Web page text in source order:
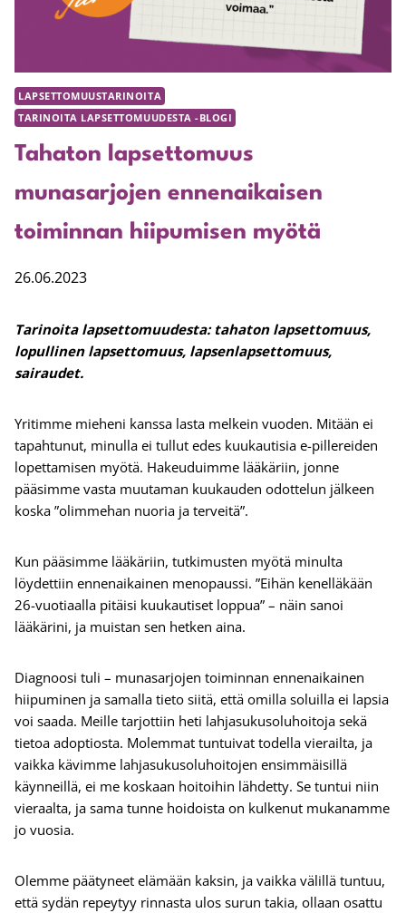
LAPSETTOMUUSTARINOITA
TARINOITA LAPSETTOMUUDESTA -BLOGI
Tahaton lapsettomuus
munasarjojen ennenaikaisen
toiminnan hiipumisen myötä
26.06.2023
Tarinoita lapsettomuudesta: tahaton lapsettomuus,
lopullinen lapsettomuus, lapsenlapsettomuus,
sairaudet.
Yritimme mieheni kanssa lasta melkein vuoden. Mitään ei
tapahtunut, minulla ei tullut edes kuukautisia e-pillereiden
lopettamisen myötä. Hakeuduimme lääkäriin, jonne
pääsimme vasta muutaman kuukauden odottelun jälkeen
koska ”olimmehan nuoria ja terveitä”.
Kun pääsimme lääkäriin, tutkimusten myötä minulta
löydettiin ennenaikainen menopaussi. ”Eihän kenelläkään
26-vuotiaalla pitäisi kuukautiset loppua” – näin sanoi
lääkärini, ja muistan sen hetken aina.
Diagnoosi tuli – munasarjojen toiminnan ennenaikainen
hiipuminen ja samalla tieto siitä, että omilla soluilla ei lapsia
voi saada. Meille tarjottiin heti lahjasukusoluhoitoja sekä
tietoa adoptiosta. Molemmat tuntuivat todella vierailta, ja
vaikka kävimme lahjasukusoluhoitojen ensimmäisillä
käynneillä, ei me koskaan hoitoihin lähdetty. Se tuntui niin
vieraalta, ja sama tunne hoidoista on kulkenut mukanamme
jo vuosia.
Olemme päätyneet elämään kaksin, ja vaikka välillä tuntuu,
että sydän repeytyy rinnasta ulos surun takia, ollaan osattu